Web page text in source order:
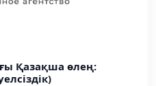
Қазақша өлең: